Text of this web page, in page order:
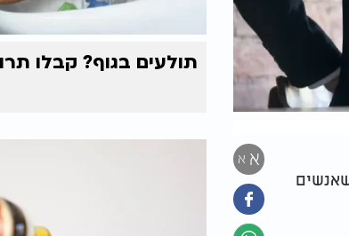
א א
תולעים בגוף? קבלו